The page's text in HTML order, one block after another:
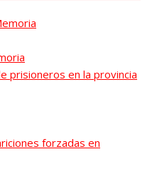
prisioneros en la provincia
forzadas en